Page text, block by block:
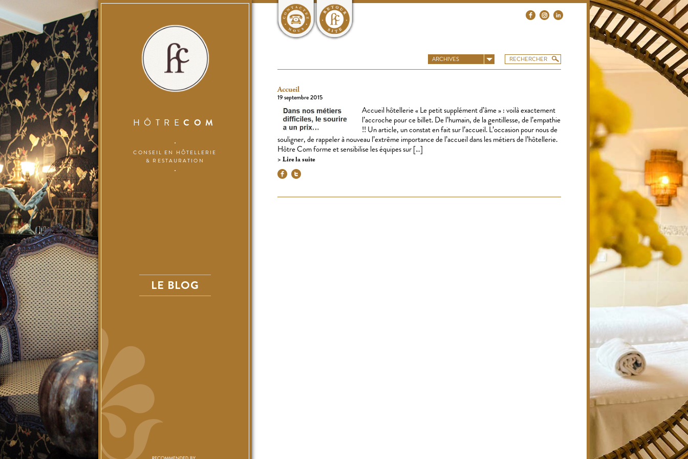
HÔTRE COM
CONSEIL EN HÔTELLERIE
& RESTAURATION
LE BLOG
ARCHIVES
Accueil
19 septembre 2015
Accueil hôtellerie « Le petit supplément d’âme » : voilà exactement
l’accroche pour ce billet. De l’humain, de la gentillesse, de l’empathie
!! Un article, un constat en fait sur l’accueil. L’occasion pour nous de
souligner, de rappeler à nouveau l’extrême importance de l’accueil dans les métiers de l’hôtellerie.
Hôtre Com forme et sensibilise les équipes sur […]
Lire la suite